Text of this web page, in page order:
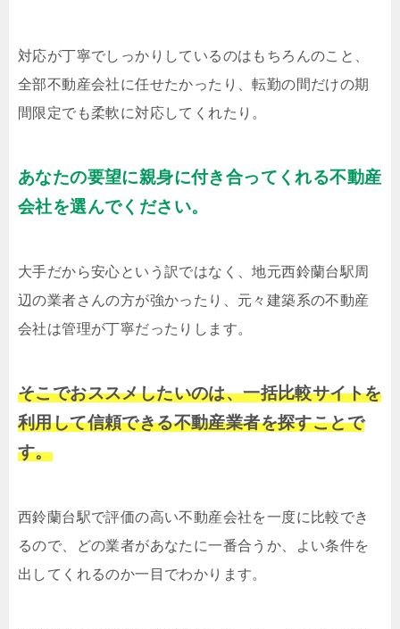
対応が丁寧でしっかりしているのはもちろんのこと、
全部不動産会社に任せたかったり、転勤の間だけの期
間限定でも柔軟に対応してくれたり。
あなたの要望に親身に付き合ってくれる不動産
会社を選んでください。
大手だから安心という訳ではなく、地元西鈴蘭台駅周
辺の業者さんの方が強かったり、元々建築系の不動産
会社は管理が丁寧だったりします。
そこでおススメしたいのは、一括比較サイトを
利用して信頼できる不動産業者を探すことで
す。
西鈴蘭台駅で評価の高い不動産会社を一度に比較でき
るので、どの業者があなたに一番合うか、よい条件を
出してくれるのか一目でわかります。